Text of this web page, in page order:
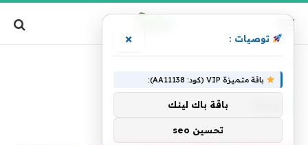
توصيات : ×
باقة متميزة VIP (كود: AA11138):
باقة باك لينك
تحسين seo